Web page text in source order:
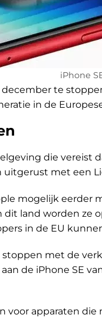
iPhone
te
in de
die vereist
uitgerust met een
mogelijk eerder
dit land worden
in de EU
met de
de iPhone SE
voor apparaten